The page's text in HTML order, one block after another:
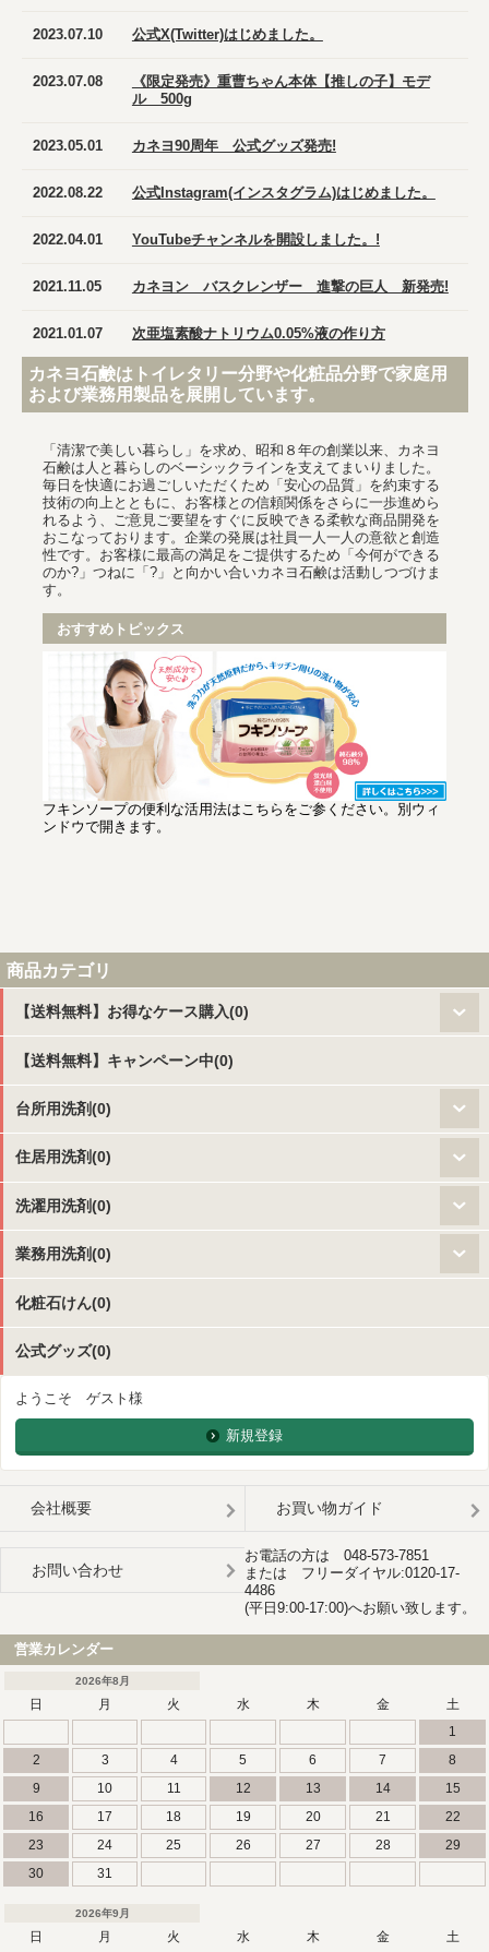
2023.07.10 公式X(Twitter)はじめました。
2023.07.08
《限定発売》重曹ちゃん本体【推しの子】モデ
ル 500g
2023.05.01 カネヨ90周年 公式グッズ発売!
2022.08.22 公式Instagram(インスタグラム)はじめました。
2022.04.01 YouTubeチャンネルを開設しました。!
2021.11.05 カネヨン バスクレンザー 進撃の巨人 新発売!
2021.01.07 次亜塩素酸ナトリウム0.05%液の作り方
カネヨ石鹸はトイレタリー分野や化粧品分野で家庭用
および業務用製品を展開しています。
「清潔で美しい暮らし」を求め、昭和８年の創業以来、カネヨ
石鹸は人と暮らしのベーシックラインを支えてまいりました。
毎日を快適にお過ごしいただくため「安心の品質」を約束する
技術の向上とともに、お客様との信頼関係をさらに一歩進めら
れるよう、ご意見ご要望をすぐに反映できる柔軟な商品開発を
おこなっております。企業の発展は社員一人一人の意欲と創造
性です。お客様に最高の満足をご提供するため「今何ができる
のか?」つねに「?」と向かい合いカネヨ石鹸は活動しつづけま
す。
おすすめトピックス
フキンソープの便利な活用法はこちらをご参ください。別ウィ
ンドウで開きます。
商品カテゴリ
【送料無料】お得なケース購入(0)
【送料無料】キャンペーン中(0)
台所用洗剤(0)
住居用洗剤(0)
洗濯用洗剤(0)
業務用洗剤(0)
化粧石けん(0)
公式グッズ(0)
ようこそ ゲスト様
新規登録
会社概要 お買い物ガイド
お問い合わせ
お電話の方は 048-573-7851
または フリーダイヤル:0120-17-
4486
(平日9:00-17:00)へお願い致します。
営業カレンダー
2026年8月
日 月 火 水 木 金
土
1
2
3 4 5 6 7
8
9
10 11 12 13 14
15
16
17 18 19 20 21
22
23
24 25 26 27 28
29
30
31
2026年9月
日 月 火 水 木 金 土